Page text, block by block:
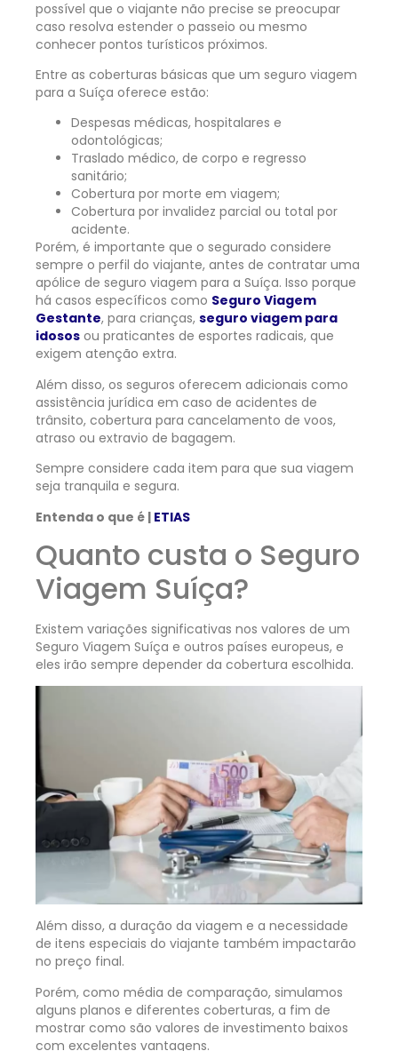
possível que o viajante não precise se preocupar
caso resolva estender o passeio ou mesmo
conhecer pontos turísticos próximos.
Entre as coberturas básicas que um seguro viagem
para a Suíça oferece estão:
Despesas médicas, hospitalares e
odontológicas;
Traslado médico, de corpo e regresso
sanitário;
Cobertura por morte em viagem;
Cobertura por invalidez parcial ou total por
acidente.
Porém, é importante que o segurado considere
sempre o perfil do viajante, antes de contratar uma
apólice de seguro viagem para a Suíça. Isso porque
há casos específicos como Seguro Viagem
Gestante, para crianças, seguro viagem para
idosos ou praticantes de esportes radicais, que
exigem atenção extra.
Além disso, os seguros oferecem adicionais como
assistência jurídica em caso de acidentes de
trânsito, cobertura para cancelamento de voos,
atraso ou extravio de bagagem.
Sempre considere cada item para que sua viagem
seja tranquila e segura.
Entenda o que é | ETIAS
Quanto custa o Seguro
Viagem Suíça?
Existem variações significativas nos valores de um
Seguro Viagem Suíça e outros países europeus, e
eles irão sempre depender da cobertura escolhida.
Além disso, a duração da viagem e a necessidade
de itens especiais do viajante também impactarão
no preço final.
Porém, como média de comparação, simulamos
alguns planos e diferentes coberturas, a fim de
mostrar como são valores de investimento baixos
com excelentes vantagens.